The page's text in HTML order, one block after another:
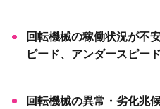
回転機械の稼働状況が不
ピード、アンダースピード
回転機械の異常・劣化兆